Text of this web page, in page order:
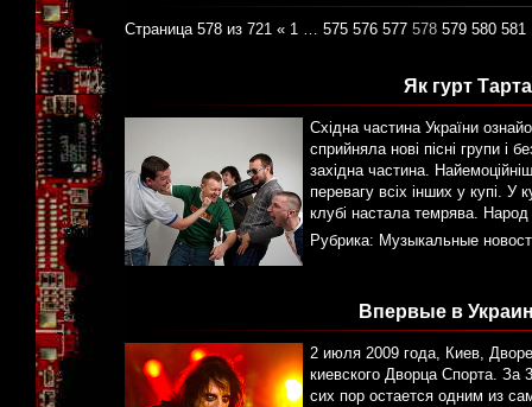
Страница 578 из 721 « 1 … 575 576 577 578 579 580 581
Як гурт
Східна частина України
сприйняла нові пісні групи і
західна частина.
перевагу всіх інших у купі. У
клубі настала темрява. Народ
Рубрика: Музыкальные
Впервые в
2 июля 2009 года, Киев,
киевского Дворца Спорта. За
сих пор остается одним из